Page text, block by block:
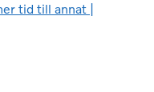
tid till annat |